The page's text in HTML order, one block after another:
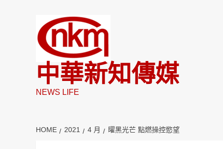
中華新知傳媒
NEWS LIFE
HOME 2021 4 月 曜黑光芒 點燃操控慾望